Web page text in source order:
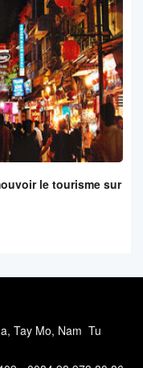
le tourisme sur
Tay Mo, Nam Tu